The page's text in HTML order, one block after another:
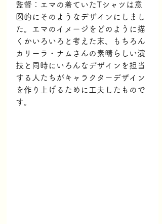
監督：エマの着ていたTシャツは意
図的にそのようなデザインにしまし
た。エマのイメージをどのように描
くかいろいろと考えた末、もちろん
カリーラ・ナムさんの素晴らしい演
技と同時にいろんなデザインを担当
する人たちがキャラクターデザイン
を作り上げるために工夫したもので
す。